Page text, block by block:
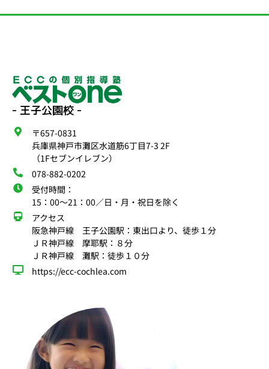
- 王子公園校 -
〒657-0831
兵庫県神戸市灘区水道筋6丁目7-3 2F
（1Fセブンイレブン）
078-882-0202
受付時間：
15：00〜21：00／日・月・祝日を除く
アクセス
阪急神戸線 王子公園駅：東出口より、徒歩１分
ＪＲ神戸線 摩耶駅：８分
ＪＲ神戸線 灘駅：徒歩１０分
https://ecc-cochlea.com